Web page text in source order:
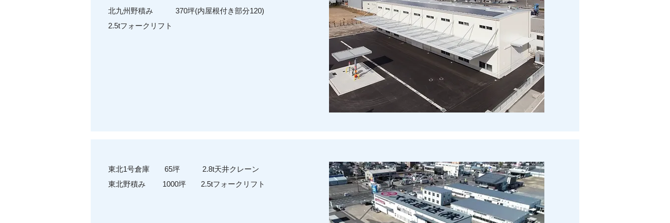
北九州野積み 370坪(内屋根付き部分120)
2.5tフォークリフト
東北1号倉庫 65坪 2.8t天井クレーン
東北野積み 1000坪 2.5tフォークリフト